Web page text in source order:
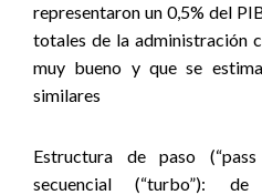
representaron un 0,5% del
totales de la administración
muy bueno y que se
similares
Estructura de paso
secuencial (“turbo”): de